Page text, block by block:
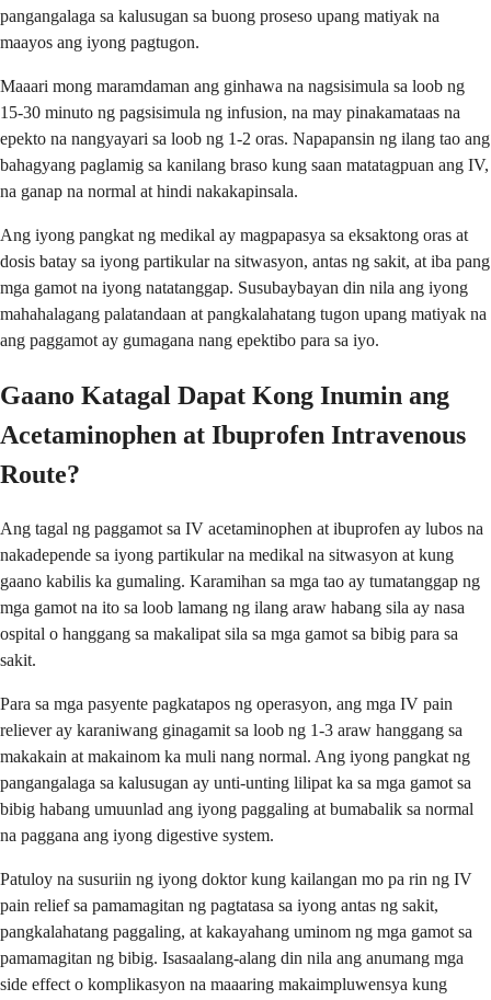
pangangalaga sa kalusugan sa buong proseso upang matiyak na
maayos ang iyong pagtugon.
Maaari mong maramdaman ang ginhawa na nagsisimula sa loob ng
15-30 minuto ng pagsisimula ng infusion, na may pinakamataas na
epekto na nangyayari sa loob ng 1-2 oras. Napapansin ng ilang tao ang
bahagyang paglamig sa kanilang braso kung saan matatagpuan ang IV,
na ganap na normal at hindi nakakapinsala.
Ang iyong pangkat ng medikal ay magpapasya sa eksaktong oras at
dosis batay sa iyong partikular na sitwasyon, antas ng sakit, at iba pang
mga gamot na iyong natatanggap. Susubaybayan din nila ang iyong
mahahalagang palatandaan at pangkalahatang tugon upang matiyak na
ang paggamot ay gumagana nang epektibo para sa iyo.
Gaano Katagal Dapat Kong Inumin ang
Acetaminophen at Ibuprofen Intravenous
Route?
Ang tagal ng paggamot sa IV acetaminophen at ibuprofen ay lubos na
nakadepende sa iyong partikular na medikal na sitwasyon at kung
gaano kabilis ka gumaling. Karamihan sa mga tao ay tumatanggap ng
mga gamot na ito sa loob lamang ng ilang araw habang sila ay nasa
ospital o hanggang sa makalipat sila sa mga gamot sa bibig para sa
sakit.
Para sa mga pasyente pagkatapos ng operasyon, ang mga IV pain
reliever ay karaniwang ginagamit sa loob ng 1-3 araw hanggang sa
makakain at makainom ka muli nang normal. Ang iyong pangkat ng
pangangalaga sa kalusugan ay unti-unting lilipat ka sa mga gamot sa
bibig habang umuunlad ang iyong paggaling at bumabalik sa normal
na paggana ang iyong digestive system.
Patuloy na susuriin ng iyong doktor kung kailangan mo pa rin ng IV
pain relief sa pamamagitan ng pagtatasa sa iyong antas ng sakit,
pangkalahatang paggaling, at kakayahang uminom ng mga gamot sa
pamamagitan ng bibig. Isasaalang-alang din nila ang anumang mga
side effect o komplikasyon na maaaring makaimpluwensya kung